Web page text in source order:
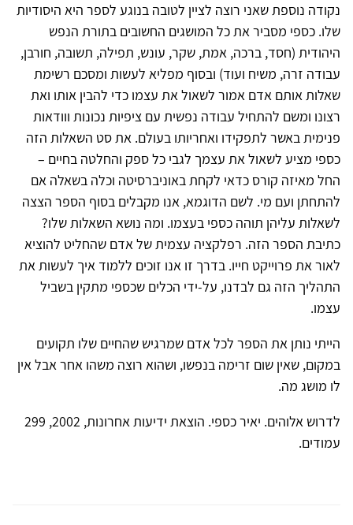
נקודה נוספת שאני רוצה לציין לטובה בנוגע לספר היא היסודיות
שלו. כספי מסביר את כל המושגים החשובים בתורת הנפש
היהודית (חסד, ברכה, אמת, שקר, עונש, תפילה, תשובה, חורבן,
עבודה זרה, משיח ועוד) ובסוף מפליא לעשות ומסכם רשימת
שאלות אותם אדם אמור לשאול את עצמו כדי להבין אותו ואת
רצונו ומשם להתחיל עבודה נפשית עם ציפיות נכונות ווודאות
פנימית באשר לתפקידו ואחריותו בעולם. את סט השאלות הזה
כספי מציע לשאול את עצמך לגבי כל ספק והחלטה בחיים –
החל מאיזה קורס כדאי לקחת באוניברסיטה וכלה בשאלה אם
להתחתן ועם מי. לשם הדוגמא, אנו מקבלים בסוף הספר הצצה
לשאלות עליהן תוהה כספי בעצמו. ומה נושא השאלות שלו?
כתיבת הספר הזה. רפלקציה עצמית של אדם שהחליט להוציא
לאור את פרוייקט חייו. בדרך זו אנו זוכים ללמוד איך לעשות את
התהליך הזה גם לבדנו, על-ידי הכלים שכספי מתקין בשביל
עצמו.
הייתי נותן את הספר לכל אדם שמרגיש שהחיים שלו תקועים
במקום, שאין שום זרימה בנפשו, ושהוא רוצה משהו אחר אבל אין
לו מושג מה.
לדרוש אלוהים. יאיר כספי. הוצאת ידיעות אחרונות, 2002, 299
עמודים.